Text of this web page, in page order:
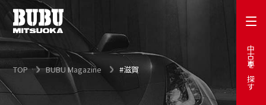
中古車を探す
TOP BUBU Magazine #滋賀